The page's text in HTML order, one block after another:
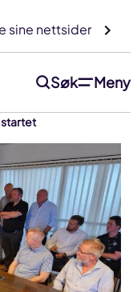
sine nettsider
Søk Meny